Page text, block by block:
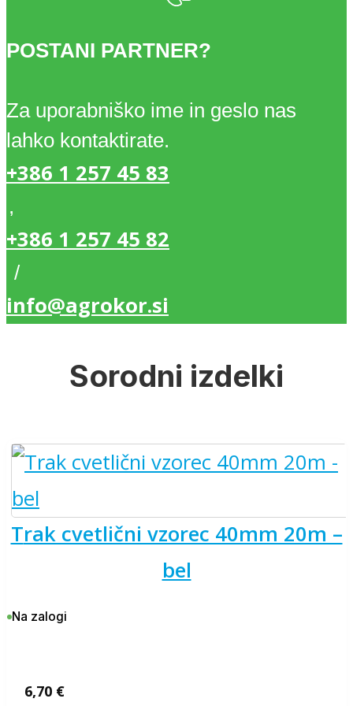
POSTANI PARTNER?
Za uporabniško ime in geslo nas
lahko kontaktirate.
+386 1 257 45 83
,
+386 1 257 45 82
/
info@agrokor.si
Sorodni izdelki
trak cvetlični vzorec 40mm 20m –
bel
Na zalogi
6,70 €